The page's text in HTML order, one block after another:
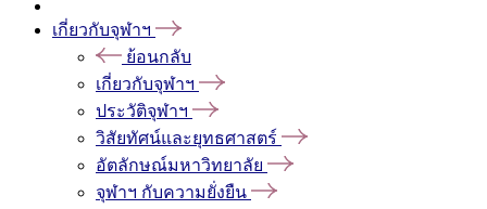
เกี่ยวกับจุฬาฯ
ย้อนกลับ
เกี่ยวกับจุฬาฯ
ประวัติจุฬาฯ
วิสัยทัศน์และยุทธศาสตร์
อัตลักษณ์มหาวิทยาลัย
จุฬาฯ กับความยั่งยืน